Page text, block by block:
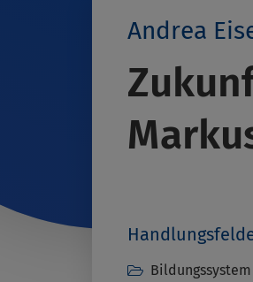
Andrea
Bildungssystem